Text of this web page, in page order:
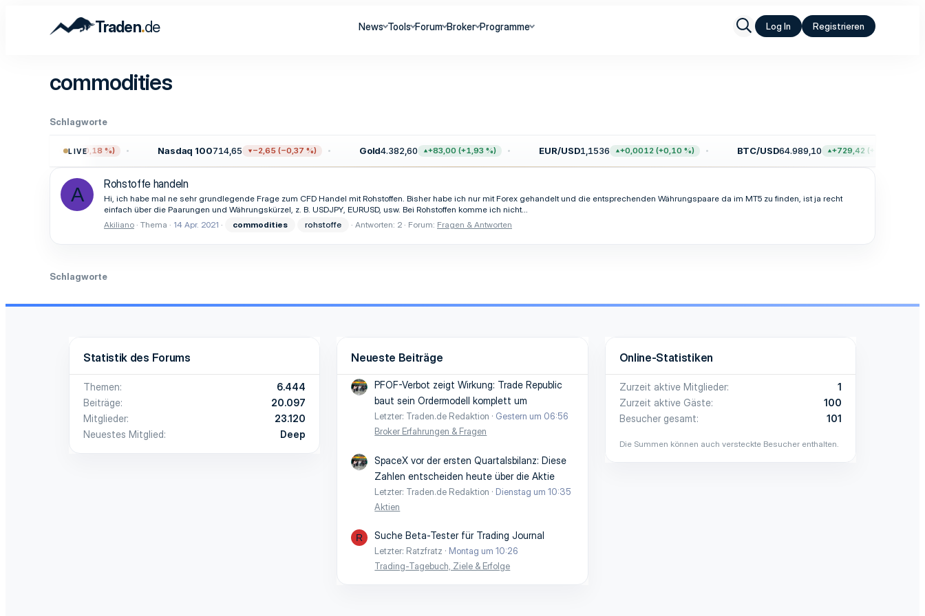
Traden.de News Tools Forum Broker Programme Log In Registrieren
commodities
Schlagworte
LIVE
−13,59 (−0,18 %) Nasdaq 100714,65 −2,65 (−0,37 %) Gold4.382,60 +83,00 (+1,93 %) EUR/USD1,1536 +0,0012 (+0,10 %) BTC/USD64.989,10 +729,42 (+1,14 %)
A Rohstoffe handeln
Hi, ich habe mal ne sehr grundlegende Frage zum CFD Handel mit Rohstoffen. Bisher habe ich nur mit Forex gehandelt und die entsprechenden Währungspaare da im MT5 zu finden, ist ja recht
einfach über die Paarungen und Währungskürzel, z. B. USDJPY, EURUSD, usw. Bei Rohstoffen komme ich nicht...
Akiliano Thema 14 Apr. 2021 commodities rohstoffe Antworten: 2 Forum: Fragen & Antworten
Schlagworte
Statistik des Forums
Themen
6.444
Beiträge
20.097
Mitglieder
23.120
Neuestes Mitglied
Deep
Neueste Beiträge
PFOF-Verbot zeigt Wirkung: Trade Republic
baut sein Ordermodell komplett um
Letzter: Traden.de Redaktion
Gestern um 06:56
Broker Erfahrungen & Fragen
SpaceX vor der ersten Quartalsbilanz: Diese
Zahlen entscheiden heute über die Aktie
Letzter: Traden.de Redaktion
Dienstag um 10:35
Aktien
R Suche Beta-Tester für Trading Journal
Letzter: Ratzfratz
Montag um 10:26
Trading-Tagebuch, Ziele & Erfolge
Online-Statistiken
Zurzeit aktive Mitglieder
1
Zurzeit aktive Gäste
100
Besucher gesamt
101
Die Summen können auch versteckte Besucher enthalten.